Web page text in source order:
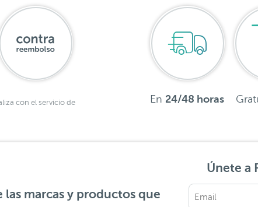
con el servicio de
En 24/48 horas
marcas y productos que
Únete a